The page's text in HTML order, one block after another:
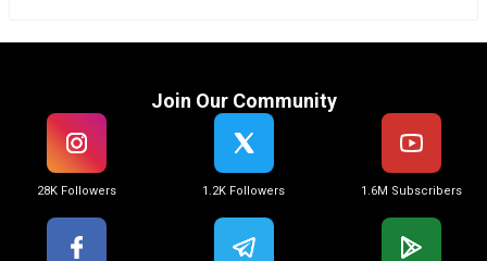
Join Our Community
28K Followers 1.2K Followers 1.6M Subscribers